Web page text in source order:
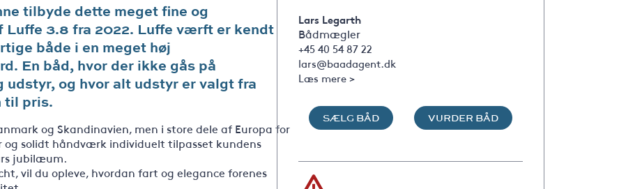
tilbyde dette meget fine og
Luffe 3.8 fra 2022. Luffe værft er kendt
både i en meget høj
En båd, hvor der ikke gås på
og hvor alt udstyr er valgt fra
til pris.
og Skandinavien, men i store dele af Europa for
og solidt håndværk individuelt tilpasset kundens
jubilæum.
vil du opleve, hvordan fart og elegance forenes
Lars Legarth
Bådmægler
+45 40 54 87 22
lars@baadagent.dk
Læs mere >
SÆLG BÅD VURDER BÅD